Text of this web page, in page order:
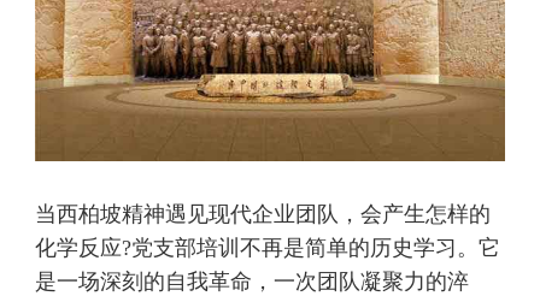
当西柏坡精神遇见现代企业团队，会产生怎样的
化学反应?党支部培训不再是简单的历史学习。它
是一场深刻的自我革命，一次团队凝聚力的淬